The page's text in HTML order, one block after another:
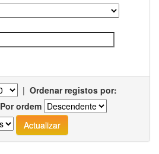
| Ordenar registos por:
Por ordem